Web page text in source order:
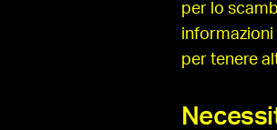
per lo
per tenere